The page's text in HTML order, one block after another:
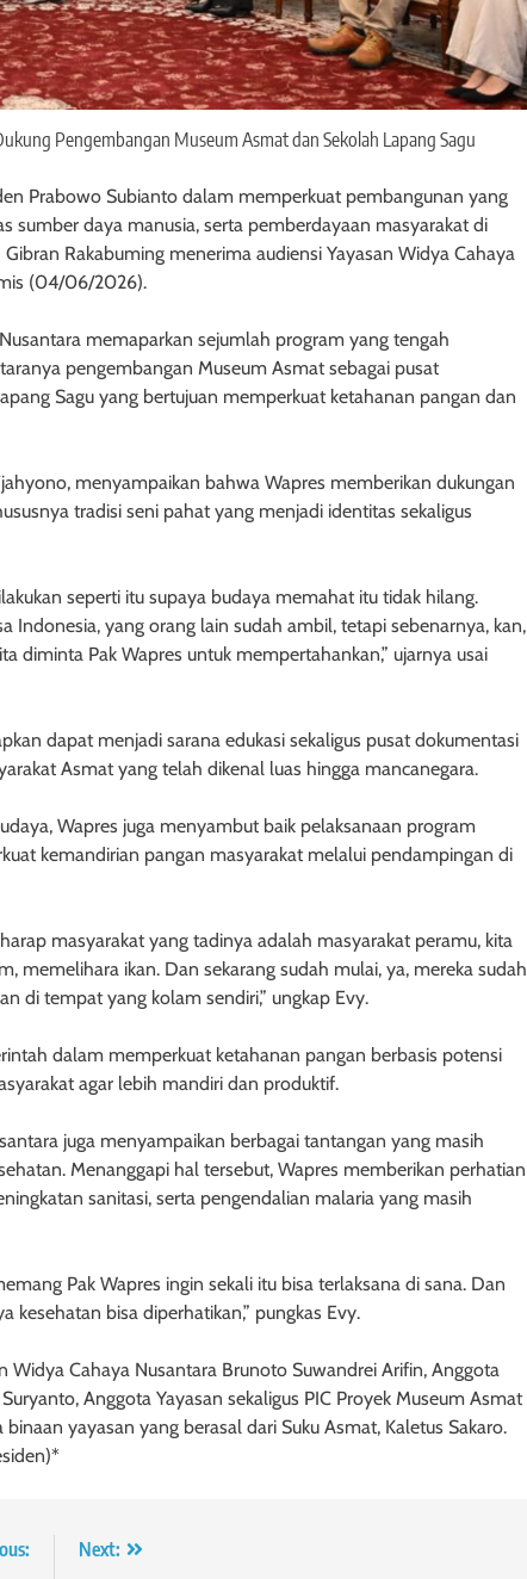
Pengembangan Museum Asmat dan Sekolah Lapang Sagu
Prabowo Subianto dalam memperkuat pembangunan yang
sumber daya manusia, serta pemberdayaan masyarakat di
Rakabuming menerima audiensi Yayasan Widya Cahaya
(04/06/2026).
memaparkan sejumlah program yang tengah
pengembangan Museum Asmat sebagai pusat
Sagu yang bertujuan memperkuat ketahanan pangan dan
menyampaikan bahwa Wapres memberikan dukungan
tradisi seni pahat yang menjadi identitas sekaligus
seperti itu supaya budaya memahat itu tidak hilang.
Indonesia, yang orang lain sudah ambil, tetapi sebenarnya, kan,
diminta Pak Wapres untuk mempertahankan,” ujarnya usai
dapat menjadi sarana edukasi sekaligus pusat dokumentasi
Asmat yang telah dikenal luas hingga mancanegara.
Wapres juga menyambut baik pelaksanaan program
kemandirian pangan masyarakat melalui pendampingan di
masyarakat yang tadinya adalah masyarakat peramu, kita
memelihara ikan. Dan sekarang sudah mulai, ya, mereka sudah
di tempat yang kolam sendiri,” ungkap Evy.
dalam memperkuat ketahanan pangan berbasis potensi
agar lebih mandiri dan produktif.
juga menyampaikan berbagai tantangan yang masih
Menanggapi hal tersebut, Wapres memberikan perhatian
sanitasi, serta pengendalian malaria yang masih
Pak Wapres ingin sekali itu bisa terlaksana di sana. Dan
kesehatan bisa diperhatikan,” pungkas Evy.
Widya Cahaya Nusantara Brunoto Suwandrei Arifin, Anggota
Anggota Yayasan sekaligus PIC Proyek Museum Asmat
yayasan yang berasal dari Suku Asmat, Kaletus Sakaro.
Next: